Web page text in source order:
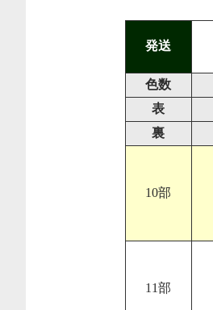
発送
色数
表
裏
10部
11部